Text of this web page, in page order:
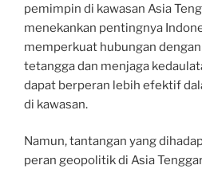
pemimpin di kawasan Asia
menekankan pentingnya
memperkuat hubungan
tetangga dan menjaga
dapat berperan lebih efektif
di kawasan.
Namun, tantangan yang
peran geopolitik di Asia